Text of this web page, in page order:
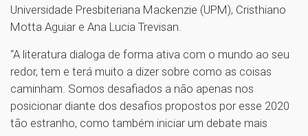
Universidade Presbiteriana Mackenzie (UPM), Cristhiano
Motta Aguiar e Ana Lucia Trevisan.
“A literatura dialoga de forma ativa com o mundo ao seu
redor, tem e terá muito a dizer sobre como as coisas
caminham. Somos desafiados a não apenas nos
posicionar diante dos desafios propostos por esse 2020
tão estranho, como também iniciar um debate mais